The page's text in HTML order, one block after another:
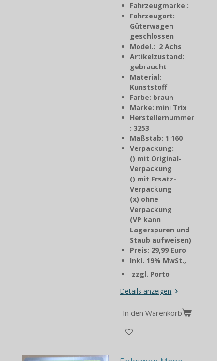
Fahrzeugmarke.:
Fahrzeugart:
Güterwagen
geschlossen
Model.: 2 Achs
Artikelzustand:
gebraucht
Material:
Kunststoff
Farbe: braun
Marke: mini Trix
Herstellernummer
: 3253
Maßstab: 1:160
Verpackung:
() mit Original-
Verpackung
() mit Ersatz-
Verpackung
(x) ohne
Verpackung
(VP kann
Lagerspuren und
Staub aufweisen)
Preis: 29,99 Euro
Inkl. 19% MwSt.,
zzgl. Porto
Details anzeigen
In den Warenkorb